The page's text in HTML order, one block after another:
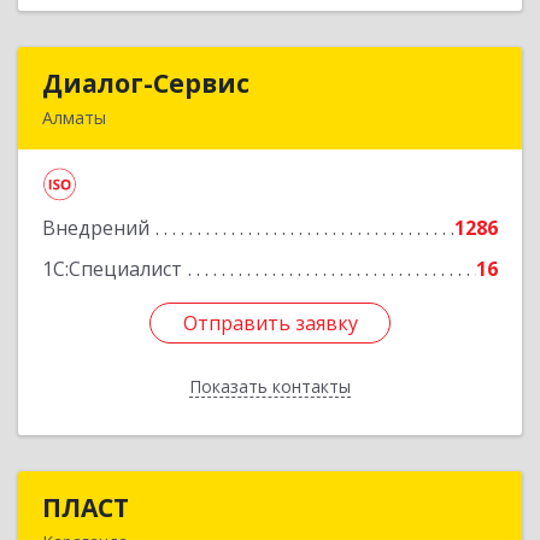
Диалог-Сервис
Алматы
Внедрений
1286
1С:Специалист
16
Отправить заявку
Показать контакты
Подробнее
Отправить заявку
Назад
ПЛАСТ